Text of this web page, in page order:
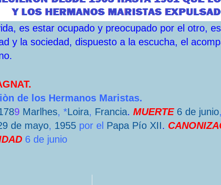
es estar ocupado y preocupado por el otro,
y la sociedad, dispuesto a la escucha, el
de los Hermanos Maristas.
9 Marlhes, *Loira, Francia. MUERTE 6 de junio,
de mayo, 1955 por el Papa Pío XII.
6 de junio